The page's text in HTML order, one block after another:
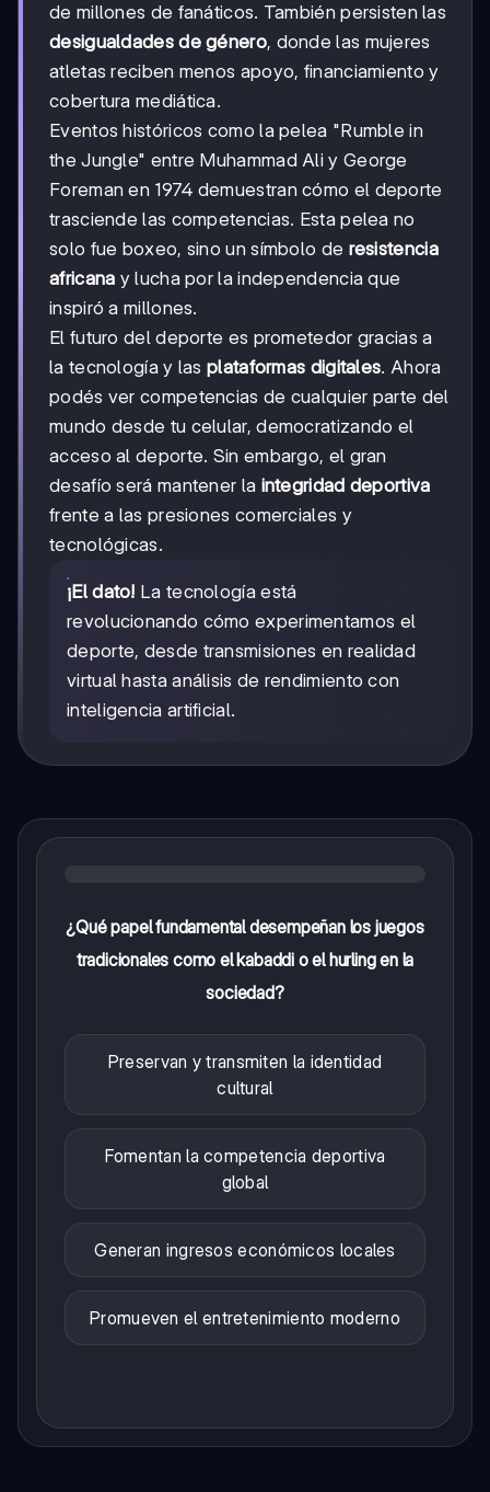
de millones de fanáticos. También persisten las
desigualdades de género, donde las mujeres
atletas reciben menos apoyo, financiamiento y
cobertura mediática.
Eventos históricos como la pelea "Rumble in
the Jungle" entre Muhammad Ali y George
Foreman en 1974 demuestran cómo el deporte
trasciende las competencias. Esta pelea no
solo fue boxeo, sino un símbolo de resistencia
africana y lucha por la independencia que
inspiró a millones.
El futuro del deporte es prometedor gracias a
la tecnología y lasplataformas digitales. Ahora
podés ver competencias de cualquier parte del
mundo desde tu celular, democratizando el
acceso al deporte. Sin embargo, el gran
desafío será mantener la integridad deportiva
frente a las presiones comerciales y
tecnológicas.
¡El dato! La tecnología está
revolucionando cómo experimentamos el
deporte, desde transmisiones en realidad
virtual hasta análisis de rendimiento con
inteligencia artificial.
¿Qué papel fundamental desempeñan los juegos
tradicionales como el kabaddi o el hurling en la
sociedad?
Preservan y transmiten la identidad
cultural
Fomentan la competencia deportiva
global
Generan ingresos económicos locales
Promueven el entretenimiento moderno